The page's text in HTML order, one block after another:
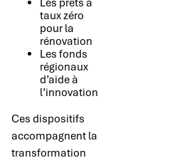
Les prêts à
taux zéro
pour la
rénovation
Les fonds
régionaux
d’aide à
l’innovation
Ces dispositifs
accompagnent la
transformation